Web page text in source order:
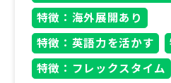
特徴：海外展開あり
特徴：英語力を活かす
特徴：フレックスタイム